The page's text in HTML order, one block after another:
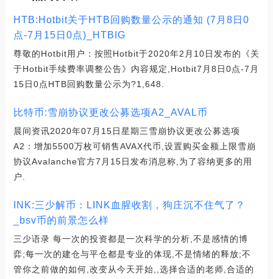
HTB:Hotbit关于HTB回购数量公示的通知 (7月8日0
点-7月15日0点)_HTBIG
尊敬的Hotbit用户：按照Hotbit于2020年2月10日发布的《关
于Hotbit手续费率调整公告》内容规定,Hotbit7月8日0点-7月
15日0点HTB回购数量公示为?1,648.
比特币:雪崩协议更改公募选项A2_AVAL币
晨间资讯2020年07月15日星期三雪崩协议更改公募选项
A2：增加5500万枚可销售AVAX代币,设置购买金额上限雪崩
协议Avalanche官方7月15日发布消息称,为了容纳更多的用
户.
INK:三少解币：LINK血腥收割，狗庄沉不住气了？
_bsv币的前景怎么样
三少语录 每一次的投资都是一次科学的分析,不是感情的博
弈;每一次的建仓与平仓都是专业的体现,不是情绪的释放;不
管你之前做的如何,改变从今天开始,,选择合适的老师,合适的